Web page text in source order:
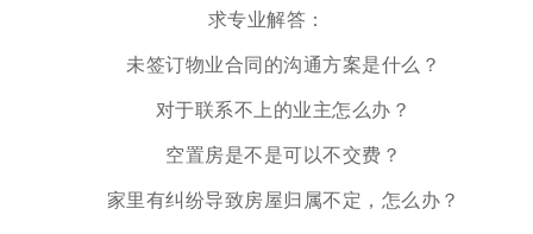
求专业解答：
未签订物业合同的沟通方案是什么？
对于联系不上的业主怎么办？
空置房是不是可以不交费？
家里有纠纷导致房屋归属不定，怎么办？